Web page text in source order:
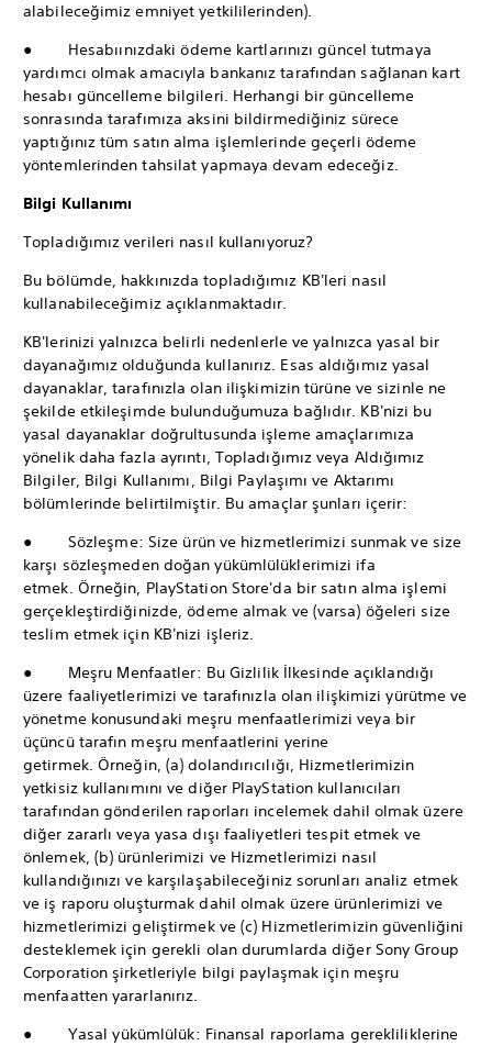
alabileceğimiz emniyet yetkililerinden).
● Hesabıınızdaki ödeme kartlarınızı güncel tutmaya
yardımcı olmak amacıyla bankanız tarafından sağlanan kart
hesabı güncelleme bilgileri. Herhangi bir güncelleme
sonrasında tarafımıza aksini bildirmediğiniz sürece
yaptığınız tüm satın alma işlemlerinde geçerli ödeme
yöntemlerinden tahsilat yapmaya devam edeceğiz.
Bilgi Kullanımı
Topladığımız verileri nasıl kullanıyoruz?
Bu bölümde, hakkınızda topladığımız KB'leri nasıl
kullanabileceğimiz açıklanmaktadır.
KB'lerinizi yalnızca belirli nedenlerle ve yalnızca yasal bir
dayanağımız olduğunda kullanırız. Esas aldığımız yasal
dayanaklar, tarafınızla olan ilişkimizin türüne ve sizinle ne
şekilde etkileşimde bulunduğumuza bağlıdır. KB'nizi bu
yasal dayanaklar doğrultusunda işleme amaçlarımıza
yönelik daha fazla ayrıntı, Topladığımız veya Aldığımız
Bilgiler, Bilgi Kullanımı, Bilgi Paylaşımı ve Aktarımı
bölümlerinde belirtilmiştir. Bu amaçlar şunları içerir:
● Sözleşme: Size ürün ve hizmetlerimizi sunmak ve size
karşı sözleşmeden doğan yükümlülüklerimizi ifa
etmek. Örneğin, PlayStation Store'da bir satın alma işlemi
gerçekleştirdiğinizde, ödeme almak ve (varsa) öğeleri size
teslim etmek için KB'nizi işleriz.
● Meşru Menfaatler: Bu Gizlilik İlkesinde açıklandığı
üzere faaliyetlerimizi ve tarafınızla olan ilişkimizi yürütme ve
yönetme konusundaki meşru menfaatlerimizi veya bir
üçüncü tarafın meşru menfaatlerini yerine
getirmek. Örneğin, (a) dolandırıcılığı, Hizmetlerimizin
yetkisiz kullanımını ve diğer PlayStation kullanıcıları
tarafından gönderilen raporları incelemek dahil olmak üzere
diğer zararlı veya yasa dışı faaliyetleri tespit etmek ve
önlemek, (b) ürünlerimizi ve Hizmetlerimizi nasıl
kullandığınızı ve karşılaşabileceğiniz sorunları analiz etmek
ve iş raporu oluşturmak dahil olmak üzere ürünlerimizi ve
hizmetlerimizi geliştirmek ve (c) Hizmetlerimizin güvenliğini
desteklemek için gerekli olan durumlarda diğer Sony Group
Corporation şirketleriyle bilgi paylaşmak için meşru
menfaatten yararlanırız.
● Yasal yükümlülük: Finansal raporlama gerekliliklerine